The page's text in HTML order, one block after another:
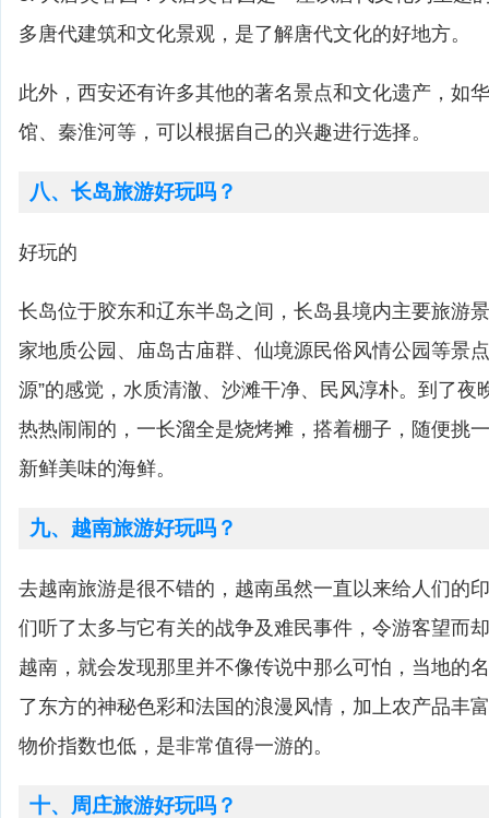
多唐代建筑和文化景观，是了解唐代文化的好地方。
此外，西安还有许多其他的著名景点和文化遗产，如
馆、秦淮河等，可以根据自己的兴趣进行选择。
八、长岛旅游好玩吗？
好玩的
长岛位于胶东和辽东半岛之间，长岛县境内主要旅游
家地质公园、庙岛古庙群、仙境源民俗风情公园等景
源”的感觉，水质清澈、沙滩干净、民风淳朴。到了夜
热热闹闹的，一长溜全是烧烤摊，搭着棚子，随便挑
新鲜美味的海鲜。
九、越南旅游好玩吗？
去越南旅游是很不错的，越南虽然一直以来给人们的
们听了太多与它有关的战争及难民事件，令游客望而
越南，就会发现那里并不像传说中那么可怕，当地的
了东方的神秘色彩和法国的浪漫风情，加上农产品丰
物价指数也低，是非常值得一游的。
十、周庄旅游好玩吗？